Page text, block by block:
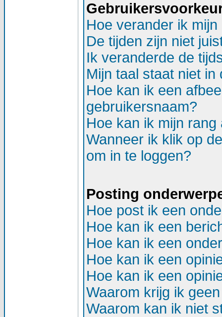
Hoe verander ik
De tijden zijn niet
Ik veranderde de
Mijn taal staat niet in
Hoe kan ik een
gebruikersnaam?
Hoe kan ik mijn rang
Wanneer ik klik op
om in te loggen?
Posting
Hoe post ik een
Hoe kan ik een
Hoe kan ik een
Hoe kan ik een
Hoe kan ik een
Waarom krijg ik
Waarom kan ik niet